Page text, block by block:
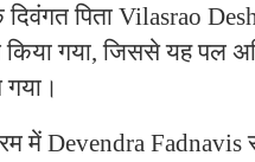
दिवंगत पिता Vilasrao
किया गया, जिससे यह पल
में Devendra Fadnavis